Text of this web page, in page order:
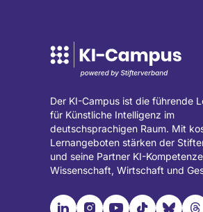
Der KI-Campus ist die führende
für Künstliche Intelligenz im
deutschsprachigen Raum. Mit
Lernangeboten stärken der
und seine Partner KI-
Wissenschaft, Wirtschaft und
 📹︎ 📺︎ 🎵︎ 🦋︎ 🧵︎